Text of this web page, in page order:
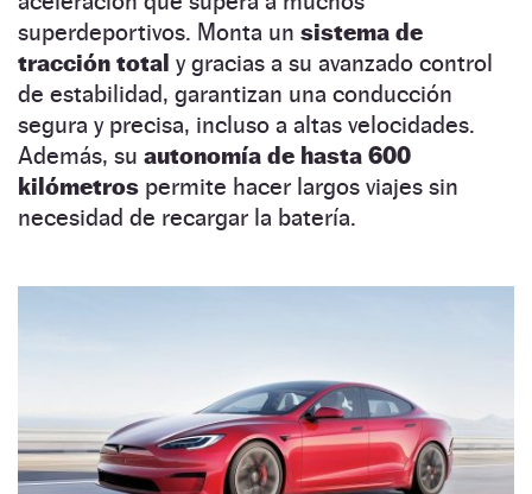
superdeportivos. Monta un sistema de
tracción total y gracias a su avanzado control
de estabilidad, garantizan una conducción
segura y precisa, incluso a altas velocidades.
Además, su autonomía de hasta 600
kilómetros permite hacer largos viajes sin
necesidad de recargar la batería.